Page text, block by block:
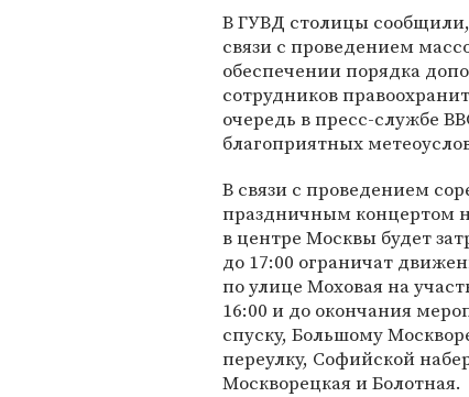
В ГУВД столицы
связи с проведением
обеспечении порядка
сотрудников
очередь в пресс-службе
благоприятных
В связи с проведением
праздничным концертом
в центре Москвы будет
до 17:00 ограничат
по улице Моховая на
16:00 и до окончания
спуску, Большому
переулку, Софийской
Москворецкая и Болотная.